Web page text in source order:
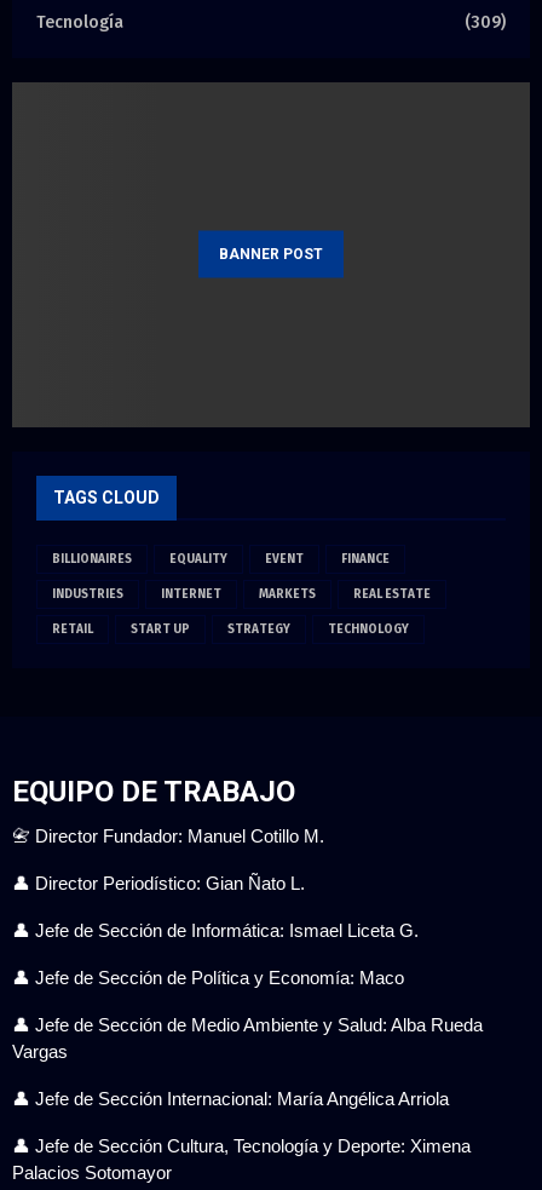
Tecnología
(309)
BANNER POST
TAGS CLOUD
BILLIONAIRES EQUALITY EVENT FINANCE
INDUSTRIES INTERNET MARKETS REAL ESTATE
RETAIL START UP STRATEGY TECHNOLOGY
EQUIPO DE TRABAJO
📇 Director Fundador: Manuel Cotillo M.
👤 Director Periodístico: Gian Ñato L.
👤 Jefe de Sección de Informática: Ismael Liceta G.
👤 Jefe de Sección de Política y Economía: Maco
👤 Jefe de Sección de Medio Ambiente y Salud: Alba Rueda
Vargas
👤 Jefe de Sección Internacional: María Angélica Arriola
👤 Jefe de Sección Cultura, Tecnología y Deporte: Ximena
Palacios Sotomayor